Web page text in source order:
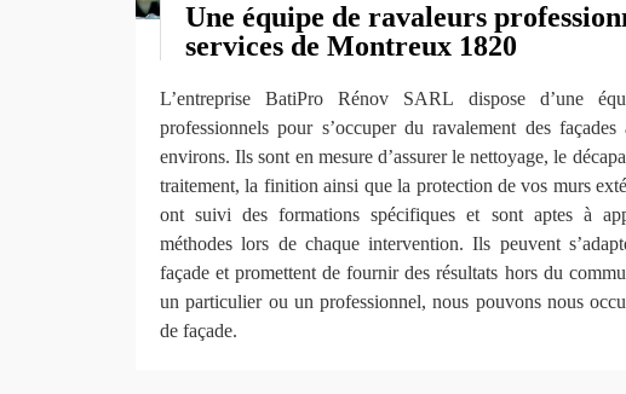
Une équipe de ravaleurs
services de Montreux 1820
L’entreprise BatiPro Rénov SARL dispose d’une
professionnels pour s’occuper du ravalement des
environs. Ils sont en mesure d’assurer le nettoyage, le
traitement, la finition ainsi que la protection de vos murs
ont suivi des formations spécifiques et sont aptes à
méthodes lors de chaque intervention. Ils peuvent
façade et promettent de fournir des résultats hors du
un particulier ou un professionnel, nous pouvons nous
de façade.